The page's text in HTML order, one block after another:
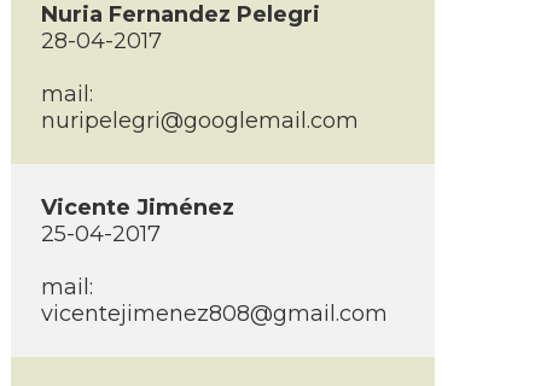
Nuria Fernandez Pelegri
28-04-2017
mail:
nuripelegri@googlemail.com
Vicente Jiménez
25-04-2017
mail:
vicentejimenez808@gmail.com